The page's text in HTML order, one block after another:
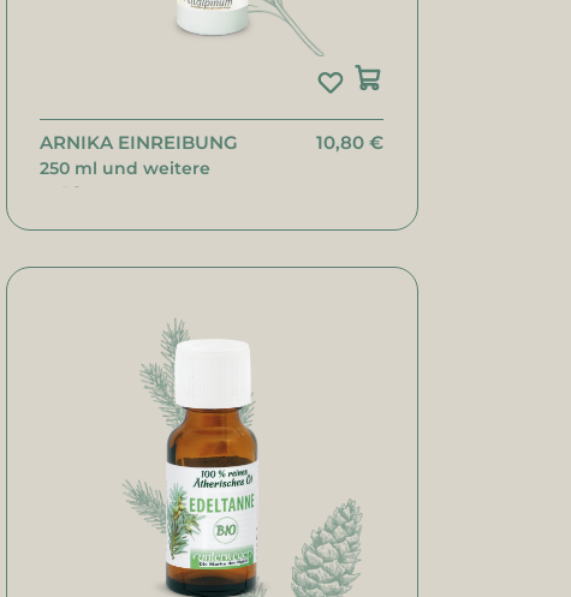
ARNIKA EINREIBUNG
250 ml und weitere
Größen
10,80 €